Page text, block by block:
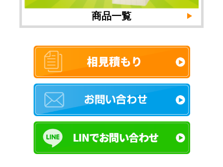
商品一覧